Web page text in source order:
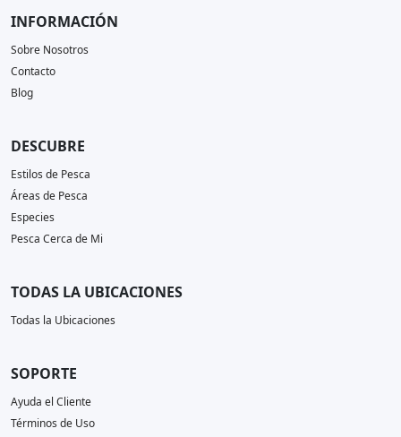
INFORMACIÓN
Sobre Nosotros
Contacto
Blog
DESCUBRE
Estilos de Pesca
Áreas de Pesca
Especies
Pesca Cerca de Mi
TODAS LA UBICACIONES
Todas la Ubicaciones
SOPORTE
Ayuda el Cliente
Términos de Uso